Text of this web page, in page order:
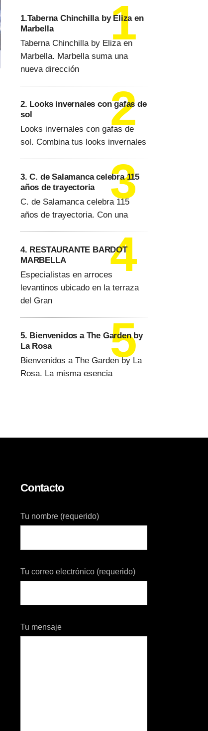
1.Taberna Chinchilla by Eliza en
Marbella
Taberna Chinchilla by Eliza en
Marbella. Marbella suma una
nueva dirección
2. Looks invernales con gafas de
sol
Looks invernales con gafas de
sol. Combina tus looks invernales
3. C. de Salamanca celebra 115
años de trayectoria
C. de Salamanca celebra 115
años de trayectoria. Con una
4. RESTAURANTE BARDOT
MARBELLA
Especialistas en arroces
levantinos ubicado en la terraza
del Gran
5. Bienvenidos a The Garden by
La Rosa
Bienvenidos a The Garden by La
Rosa. La misma esencia
Contacto
Tu nombre (requerido)
Tu correo electrónico (requerido)
Tu mensaje